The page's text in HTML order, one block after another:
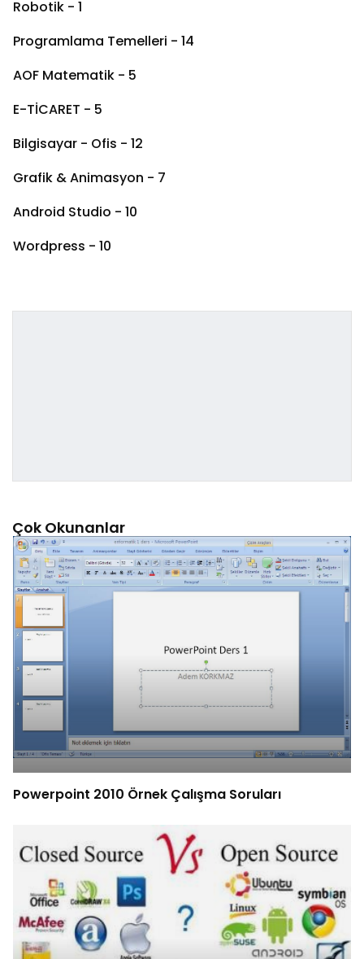
Robotik - 1
Programlama Temelleri - 14
AOF Matematik - 5
E-TİCARET - 5
Bilgisayar - Ofis - 12
Grafik & Animasyon - 7
Android Studio - 10
Wordpress - 10
Çok Okunanlar
Powerpoint 2010 Örnek Çalışma Soruları